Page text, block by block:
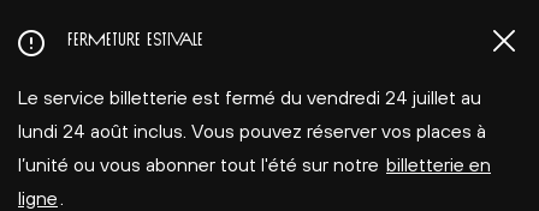
au
principal
FERMETURE ESTIVALE
Le service billetterie est fermé du vendredi 24 juillet au
lundi 24 août inclus. Vous pouvez réserver vos places à
l’unité ou vous abonner tout l'été sur notre billetterie en
ligne